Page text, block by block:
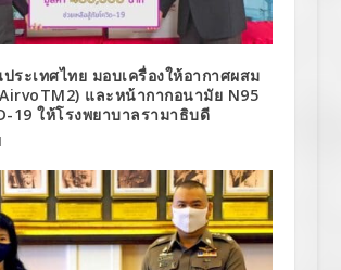
ระเทศไทย มอบเครื่องให้อากาศผสม
และหน้ากากอนามัย N95
19 ให้โรงพยาบาลรามาธิบดี